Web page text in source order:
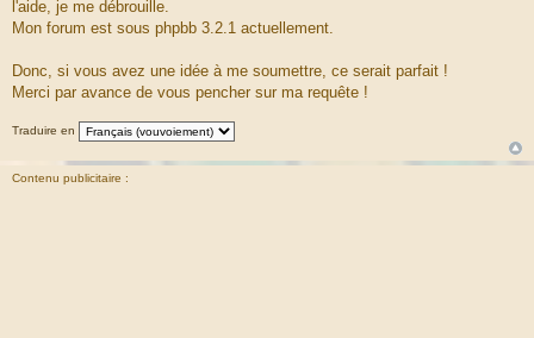
l'aide, je me débrouille.
Mon forum est sous phpbb 3.2.1 actuellement.
Donc, si vous avez une idée à me soumettre, ce serait parfait !
Merci par avance de vous pencher sur ma requête !
Traduire en
Contenu publicitaire :